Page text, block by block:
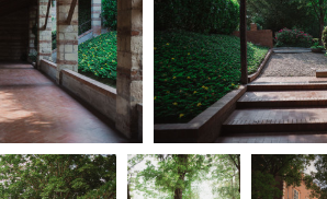
Piemonte Film Tv Fund
Piemonte Film Tv Development Fund
Piemonte Doc Film Fund
Short Film Fund